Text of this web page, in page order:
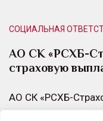
СОЦИАЛЬНАЯ
АО СК «РСХБ-
страховую
АО СК «РСХБ-
выплату в размере